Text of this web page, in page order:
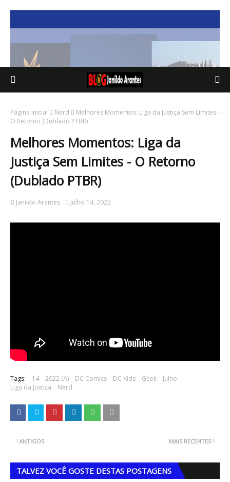
Página inicial Nerd
Melhores Momentos: Liga da Justiça Sem Limites -
O Retorno (Dublado PTBR)
Melhores Momentos: Liga da
Justiça Sem Limites - O Retorno
(Dublado PTBR)
Janildo Arantes Julho 14, 2022
Tags: 14 2022 (A) DC Comics DC Kids Geek
Julho
Liga da Justiça
Nerd
MAIS RECENTES
ANTIGOS
TALVEZ VOCÊ GOSTE DESTAS POSTAGENS